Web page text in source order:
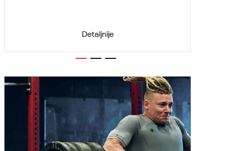
Detaljnije
1 2 3